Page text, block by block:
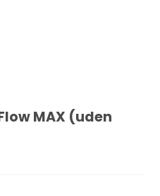
MAX (uden